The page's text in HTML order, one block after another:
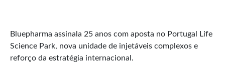
Bluepharma assinala 25 anos com aposta no Portugal Life
Science Park, nova unidade de injetáveis complexos e
reforço da estratégia internacional.